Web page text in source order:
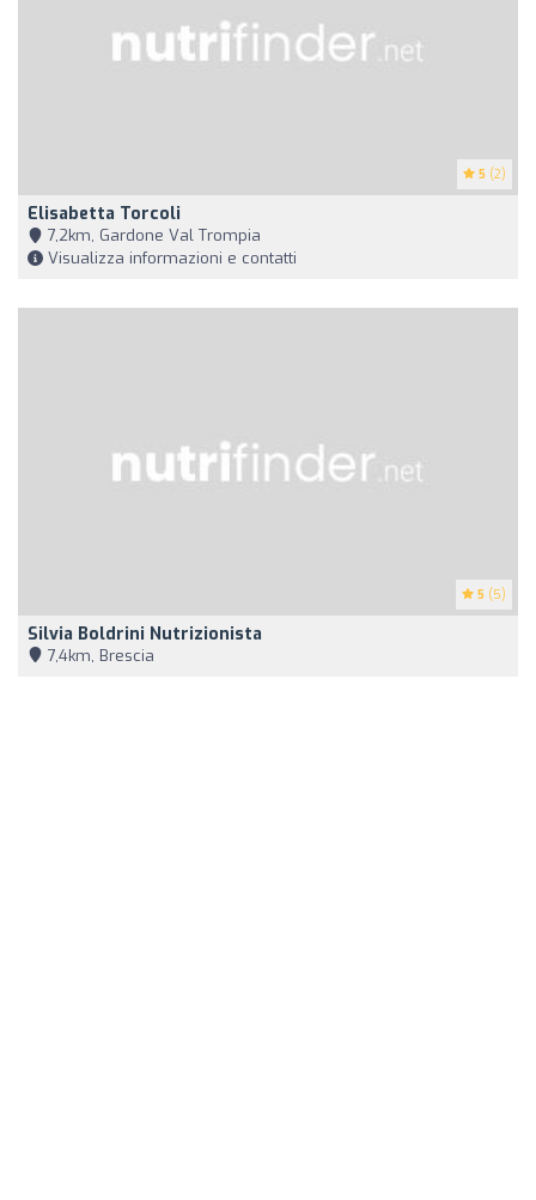
5 (2)
Elisabetta Torcoli
7,2km, Gardone Val Trompia
Visualizza informazioni e contatti
5 (5)
Silvia Boldrini Nutrizionista
7,4km, Brescia